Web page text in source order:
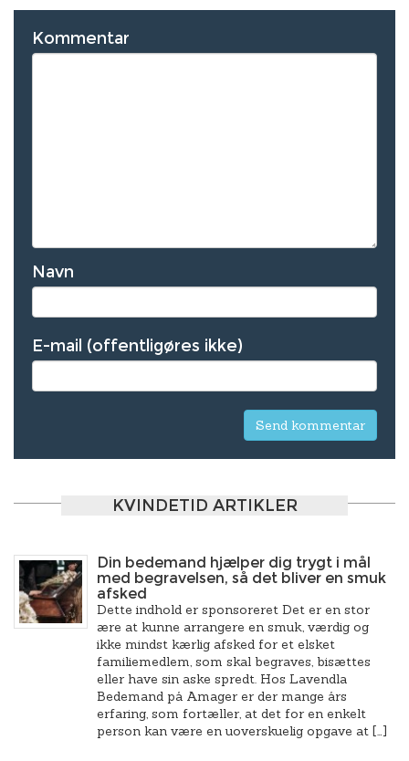
Kommentar
Navn
E-mail (offentligøres ikke)
KVINDETID ARTIKLER
Din bedemand hjælper dig trygt i mål
med begravelsen, så det bliver en smuk
afsked
Dette indhold er sponsoreret Det er en stor
ære at kunne arrangere en smuk, værdig og
ikke mindst kærlig afsked for et elsket
familiemedlem, som skal begraves, bisættes
eller have sin aske spredt. Hos Lavendla
Bedemand på Amager er der mange års
erfaring, som fortæller, at det for en enkelt
person kan være en uoverskuelig opgave at […]